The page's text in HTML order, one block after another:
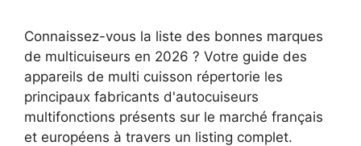
Connaissez-vous la liste des bonnes marques
de multicuiseurs en 2026 ? Votre guide des
appareils de multi cuisson répertorie les
principaux fabricants d'autocuiseurs
multifonctions présents sur le marché français
et européens à travers un listing complet.